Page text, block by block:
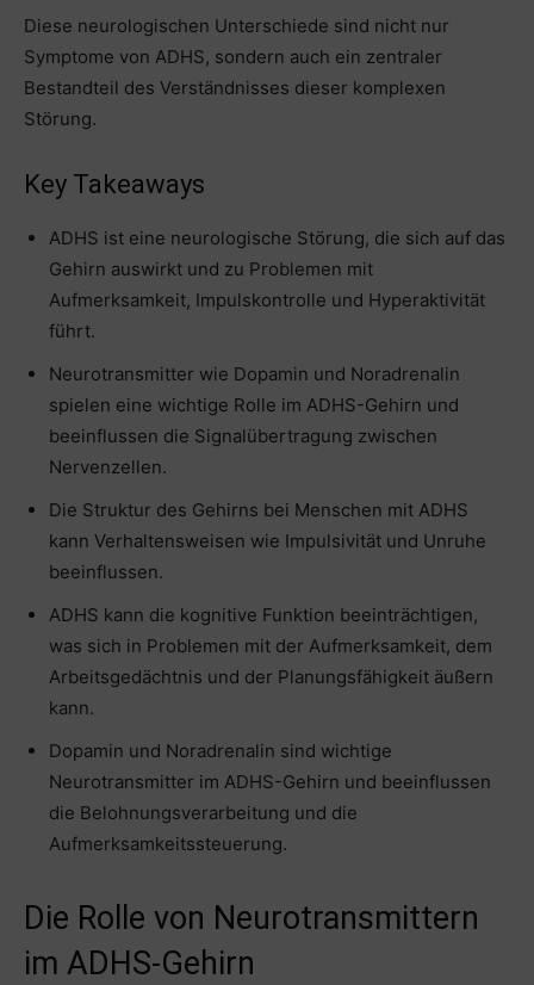
Diese neurologischen Unterschiede sind nicht nur
Symptome von ADHS, sondern auch ein zentraler
Bestandteil des Verständnisses dieser komplexen
Störung.
Key Takeaways
ADHS ist eine neurologische Störung, die sich auf das
Gehirn auswirkt und zu Problemen mit
Aufmerksamkeit, Impulskontrolle und Hyperaktivität
führt.
Neurotransmitter wie Dopamin und Noradrenalin
spielen eine wichtige Rolle im ADHS-Gehirn und
beeinflussen die Signalübertragung zwischen
Nervenzellen.
Die Struktur des Gehirns bei Menschen mit ADHS
kann Verhaltensweisen wie Impulsivität und Unruhe
beeinflussen.
ADHS kann die kognitive Funktion beeinträchtigen,
was sich in Problemen mit der Aufmerksamkeit, dem
Arbeitsgedächtnis und der Planungsfähigkeit äußern
kann.
Dopamin und Noradrenalin sind wichtige
Neurotransmitter im ADHS-Gehirn und beeinflussen
die Belohnungsverarbeitung und die
Aufmerksamkeitssteuerung.
Die Rolle von Neurotransmittern
im ADHS-Gehirn